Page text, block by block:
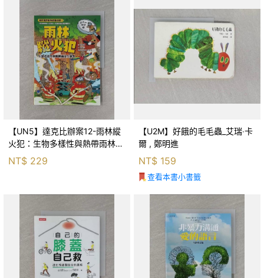
【UN5】達克比辦案12-雨林縱
火犯：生物多樣性與熱帶雨林生
態系_柯智元
NT$ 229
【U2M】好餓的毛毛蟲_艾瑞‧卡
爾 , 鄭明進
NT$ 159
查看本書小書籤